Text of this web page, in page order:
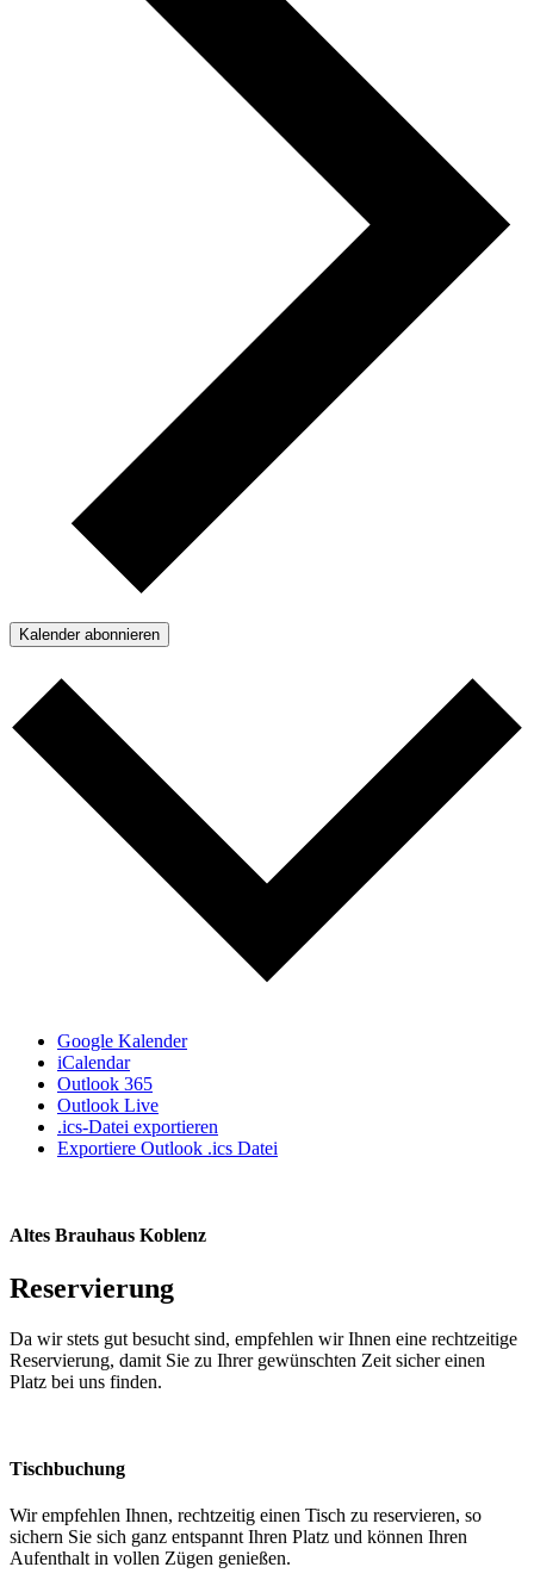
Kalender abonnieren
Google Kalender
iCalendar
Outlook 365
Outlook Live
.ics-Datei exportieren
Exportiere Outlook .ics Datei
Altes Brauhaus Koblenz
Reservierung
Da wir stets gut besucht sind, empfehlen wir Ihnen eine rechtzeitige
Reservierung, damit Sie zu Ihrer gewünschten Zeit sicher einen
Platz bei uns finden.
Tischbuchung
Wir empfehlen Ihnen, rechtzeitig einen Tisch zu reservieren, so
sichern Sie sich ganz entspannt Ihren Platz und können Ihren
Aufenthalt in vollen Zügen genießen.